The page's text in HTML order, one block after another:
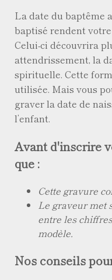
La date du baptême
baptisé rendent
Celui-ci découvrira
attendrissement, la
spirituelle. Cette
utilisée. Mais vous
graver la date de
l’enfant.
Avant d'inscrire
que :
Cette gravure
Le graveur met
entre les
modèle.
Nos conseils